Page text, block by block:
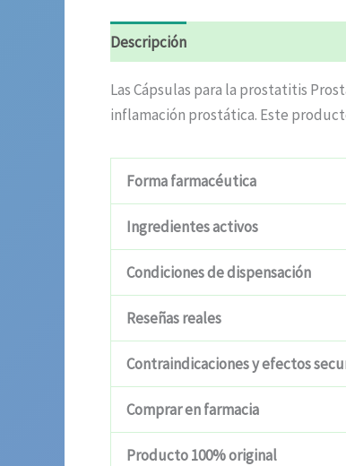
Descripción
Las Cápsulas para la prostatitis
inflamación prostática. Este
Forma farmacéutica
Ingredientes activos
Condiciones de dispensación
Reseñas reales
Contraindicaciones y efectos
Comprar en farmacia
Producto 100% original